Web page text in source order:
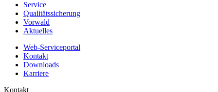
Service
Qualitätssicherung
Vorwald
Aktuelles
Web-Serviceportal
Kontakt
Downloads
Karriere
Kontakt